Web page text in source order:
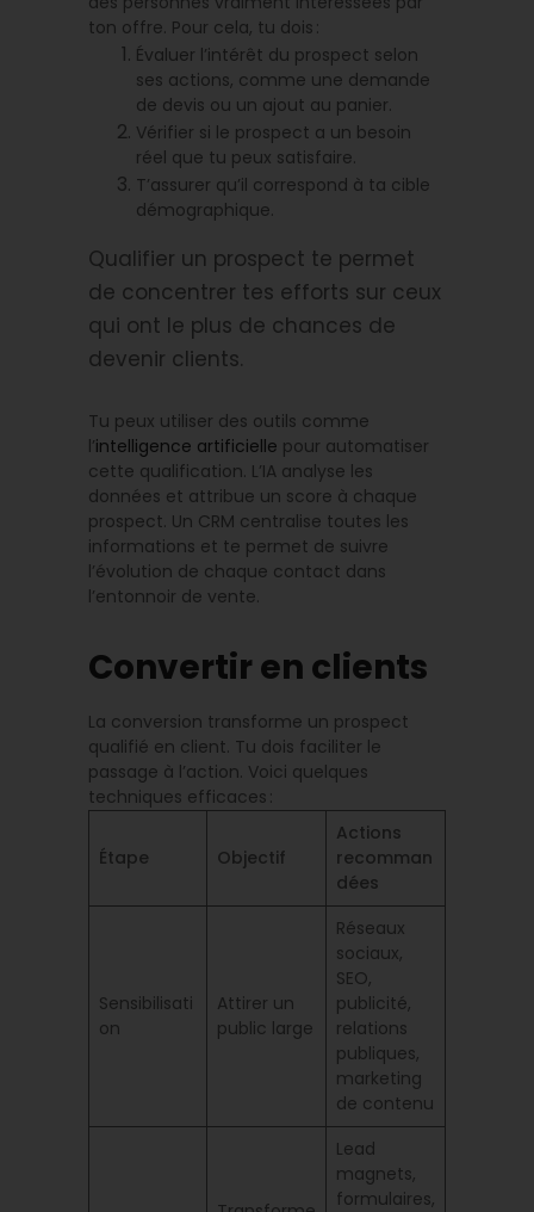
ton offre. Pour cela, tu dois :
Évaluer l’intérêt du prospect selon
ses actions, comme une demande
de devis ou un ajout au panier.
Vérifier si le prospect a un besoin
réel que tu peux satisfaire.
T’assurer qu’il correspond à ta cible
démographique.
Qualifier un prospect te permet
de concentrer tes efforts sur ceux
qui ont le plus de chances de
devenir clients.
Tu peux utiliser des outils comme
l’intelligence artificielle pour automatiser
cette qualification. L’IA analyse les
données et attribue un score à chaque
prospect. Un CRM centralise toutes les
informations et te permet de suivre
l’évolution de chaque contact dans
l’entonnoir de vente.
Convertir en clients
La conversion transforme un prospect
qualifié en client. Tu dois faciliter le
passage à l’action. Voici quelques
techniques efficaces :
Étape Objectif
Actions
recomman
dées
Sensibilisati
on
Attirer un
public large
Réseaux
sociaux,
SEO,
publicité,
relations
publiques,
marketing
de contenu
Lead
magnets,
formulaires,